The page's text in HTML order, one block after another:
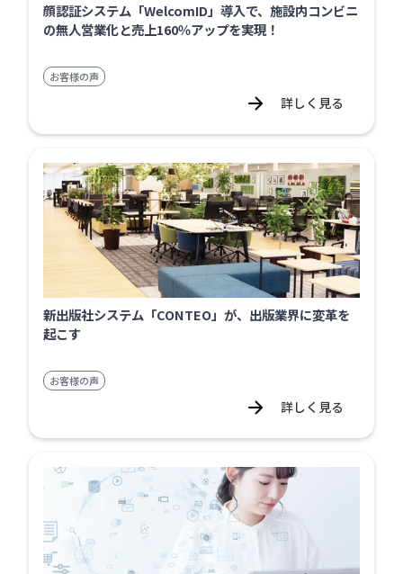
顔認証システム「WelcomID」導入で、施設内コンビニ
の無人営業化と売上160％アップを実現！
お客様の声
詳しく見る
新出版社システム「CONTEO」が、出版業界に変革を
起こす
お客様の声
詳しく見る